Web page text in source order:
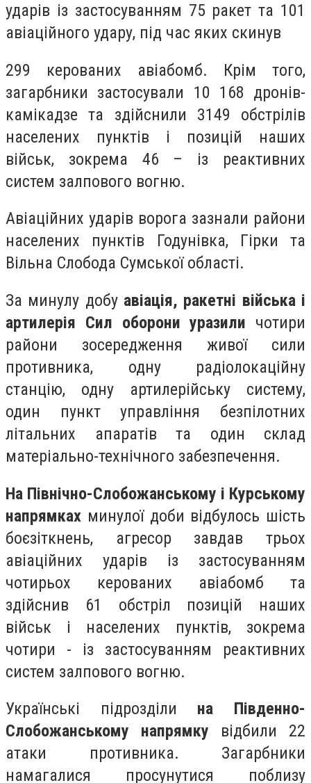
ударів із застосуванням 75 ракет та 101
авіаційного удару, під час яких скинув
299 керованих авіабомб. Крім того,
загарбники застосували 10 168 дронів-
камікадзе та здійснили 3149 обстрілів
населених пунктів і позицій наших
військ, зокрема 46 – із реактивних
систем залпового вогню.
Авіаційних ударів ворога зазнали райони
населених пунктів Годунівка, Гірки та
Вільна Слобода Сумської області.
За минулу добу авіація, ракетні війська і
артилерія Сил оборони уразили чотири
райони зосередження живої сили
противника, одну радіолокаційну
станцію, одну артилерійську систему,
один пункт управління безпілотних
літальних апаратів та один склад
матеріально-технічного забезпечення.
На Північно-Слобожанському і Курському
напрямках минулої доби відбулось шість
боєзіткнень, агресор завдав трьох
авіаційних ударів із застосуванням
чотирьох керованих авіабомб та
здійснив 61 обстріл позицій наших
військ і населених пунктів, зокрема
чотири - із застосуванням реактивних
систем залпового вогню.
Українські підрозділи на Південно-
Слобожанському напрямку відбили 22
атаки противника. Загарбники
намагалися просунутися поблизу